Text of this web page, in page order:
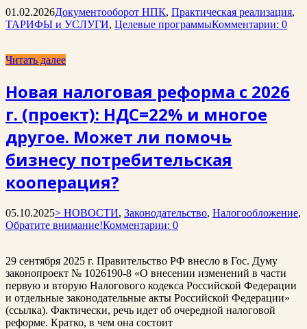
01.02.2026Документооборот НПК, Практическая реализация,
ТАРИФЫ и УСЛУГИ, Целевые программыКомментарии: 0
Читать далее
Новая налоговая реформа с 2026
г. (проект): НДС=22% и многое
другое. Может ли помочь
бизнесу потребительская
кооперация?
05.10.2025> НОВОСТИ, Законодательство, Налогообложение,
Обратите внимание!Комментарии: 0
29 сентября 2025 г. Правительство РФ внесло в Гос. Думу
законопроект № 1026190-8 «О внесении изменений в части
первую и вторую Налогового кодекса Российской Федерации
и отдельные законодательные акты Российской Федерации»
(ссылка). Фактически, речь идет об очередной налоговой
реформе. Кратко, в чем она состоит